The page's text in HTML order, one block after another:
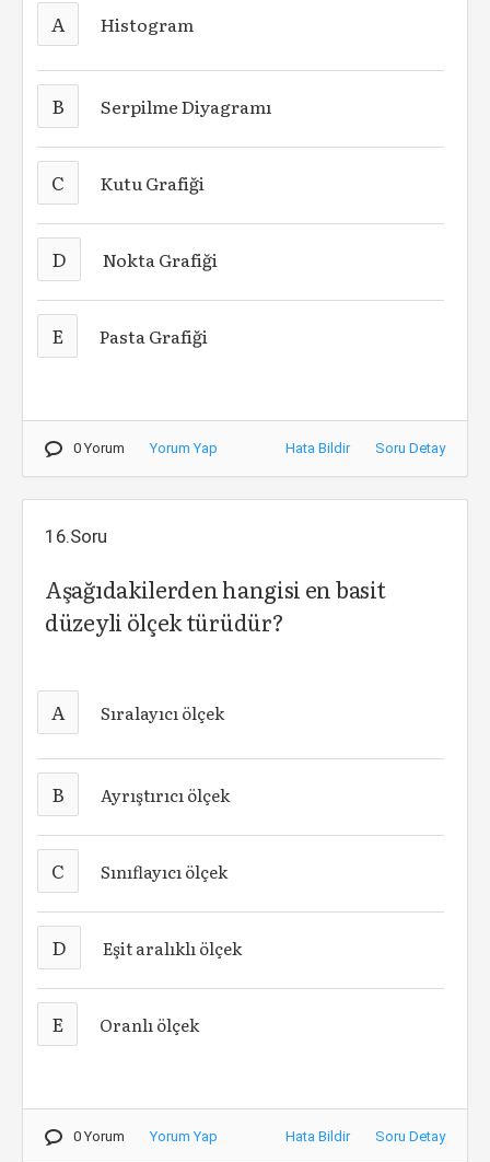
A Histogram
B Serpilme Diyagramı
C Kutu Grafiği
D Nokta Grafiği
E Pasta Grafiği
0 Yorum Yorum Yap Hata Bildir Soru Detay
16.Soru
Aşağıdakilerden hangisi en basit
düzeyli ölçek türüdür?
A Sıralayıcı ölçek
B Ayrıştırıcı ölçek
C Sınıflayıcı ölçek
D Eşit aralıklı ölçek
E Oranlı ölçek
0 Yorum Yorum Yap Hata Bildir Soru Detay